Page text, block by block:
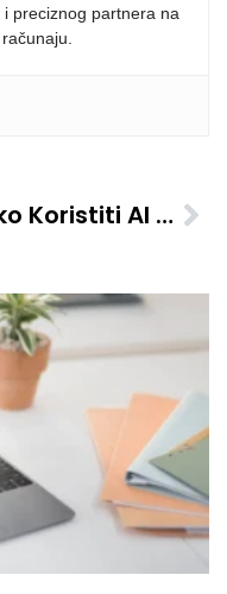
preciznog partnera na
Kako Koristiti AI U Planiranju Ključnih Reči Za Blog Postove